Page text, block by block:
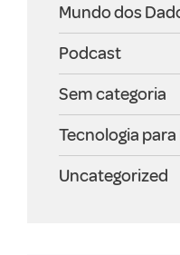
Mundo dos
Podcast
Sem categoria
Tecnologia
Uncategorized